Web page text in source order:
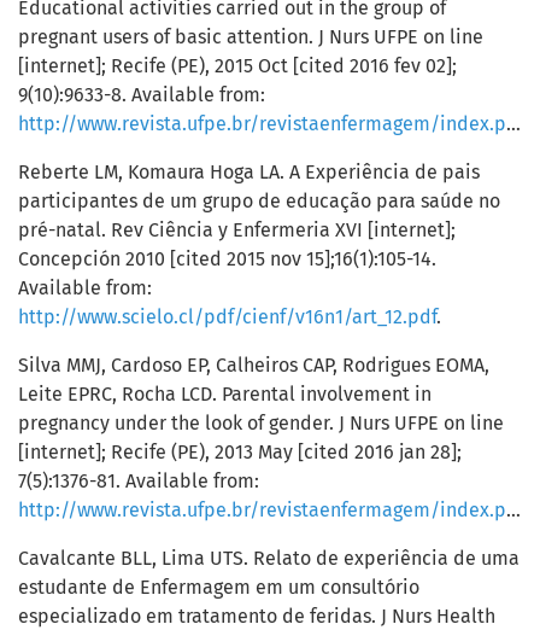
Educational activities carried out in the group of
pregnant users of basic attention. J Nurs UFPE on line
[internet]; Recife (PE), 2015 Oct [cited 2016 fev 02];
9(10):9633-8. Available from:
http://www.revista.ufpe.br/revistaenfermagem/index.php/revista/article/view/7494/pdf_8774
Reberte LM, Komaura Hoga LA. A Experiência de pais
participantes de um grupo de educação para saúde no
pré-natal. Rev Ciência y Enfermeria XVI [internet];
Concepción 2010 [cited 2015 nov 15];16(1):105-14.
Available from:
http://www.scielo.cl/pdf/cienf/v16n1/art_12.pdf.
Silva MMJ, Cardoso EP, Calheiros CAP, Rodrigues EOMA,
Leite EPRC, Rocha LCD. Parental involvement in
pregnancy under the look of gender. J Nurs UFPE on line
[internet]; Recife (PE), 2013 May [cited 2016 jan 28];
7(5):1376-81. Available from:
http://www.revista.ufpe.br/revistaenfermagem/index.php/revista/article/view/4672/pdf_2522
Cavalcante BLL, Lima UTS. Relato de experiência de uma
estudante de Enfermagem em um consultório
especializado em tratamento de feridas. J Nurs Health